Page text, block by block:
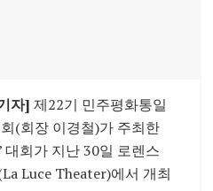
자] 제22기 민주평화통일
(회장 이경철)가 주최한
대회가 지난 30일 로렌스
Luce Theater)에서 개최